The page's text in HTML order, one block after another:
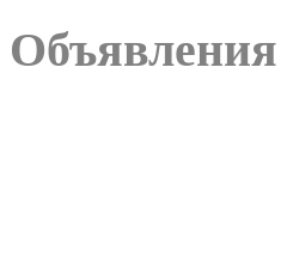
Объявления